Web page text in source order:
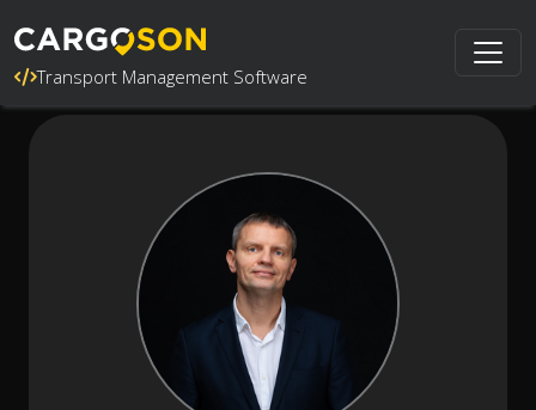
Transport Management Software